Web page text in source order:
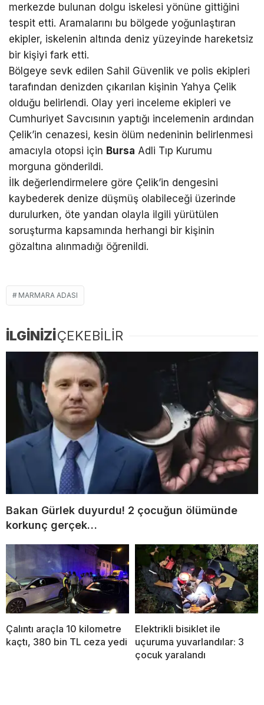
merkezde bulunan dolgu iskelesi yönüne gittiğini
tespit etti. Aramalarını bu bölgede yoğunlaştıran
ekipler, iskelenin altında deniz yüzeyinde hareketsiz
bir kişiyi fark etti.
Bölgeye sevk edilen Sahil Güvenlik ve polis ekipleri
tarafından denizden çıkarılan kişinin Yahya Çelik
olduğu belirlendi. Olay yeri inceleme ekipleri ve
Cumhuriyet Savcısının yaptığı incelemenin ardından
Çelik’in cenazesi, kesin ölüm nedeninin belirlenmesi
amacıyla otopsi için Bursa Adli Tıp Kurumu
morguna gönderildi.
İlk değerlendirmelere göre Çelik’in dengesini
kaybederek denize düşmüş olabileceği üzerinde
durulurken, öte yandan olayla ilgili yürütülen
soruşturma kapsamında herhangi bir kişinin
gözaltına alınmadığı öğrenildi.
MARMARA ADASI
İLGİNİZİÇEKEBİLİR
Bakan Gürlek duyurdu! 2 çocuğun ölümünde
korkunç gerçek…
Çalıntı araçla 10 kilometre
kaçtı, 380 bin TL ceza yedi
Elektrikli bisiklet ile
uçuruma yuvarlandılar: 3
çocuk yaralandı